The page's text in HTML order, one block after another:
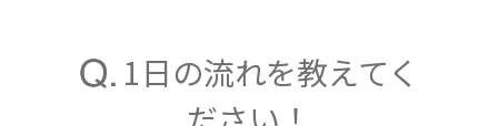
1日の流れを教えてく